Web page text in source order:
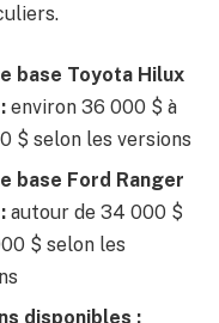
base Toyota Hilux
environ 36 000 $ à
$ selon les versions
base Ford Ranger
autour de 34 000 $
$ selon les
disponibles :